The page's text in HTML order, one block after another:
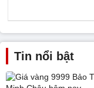
Tin nổi bật